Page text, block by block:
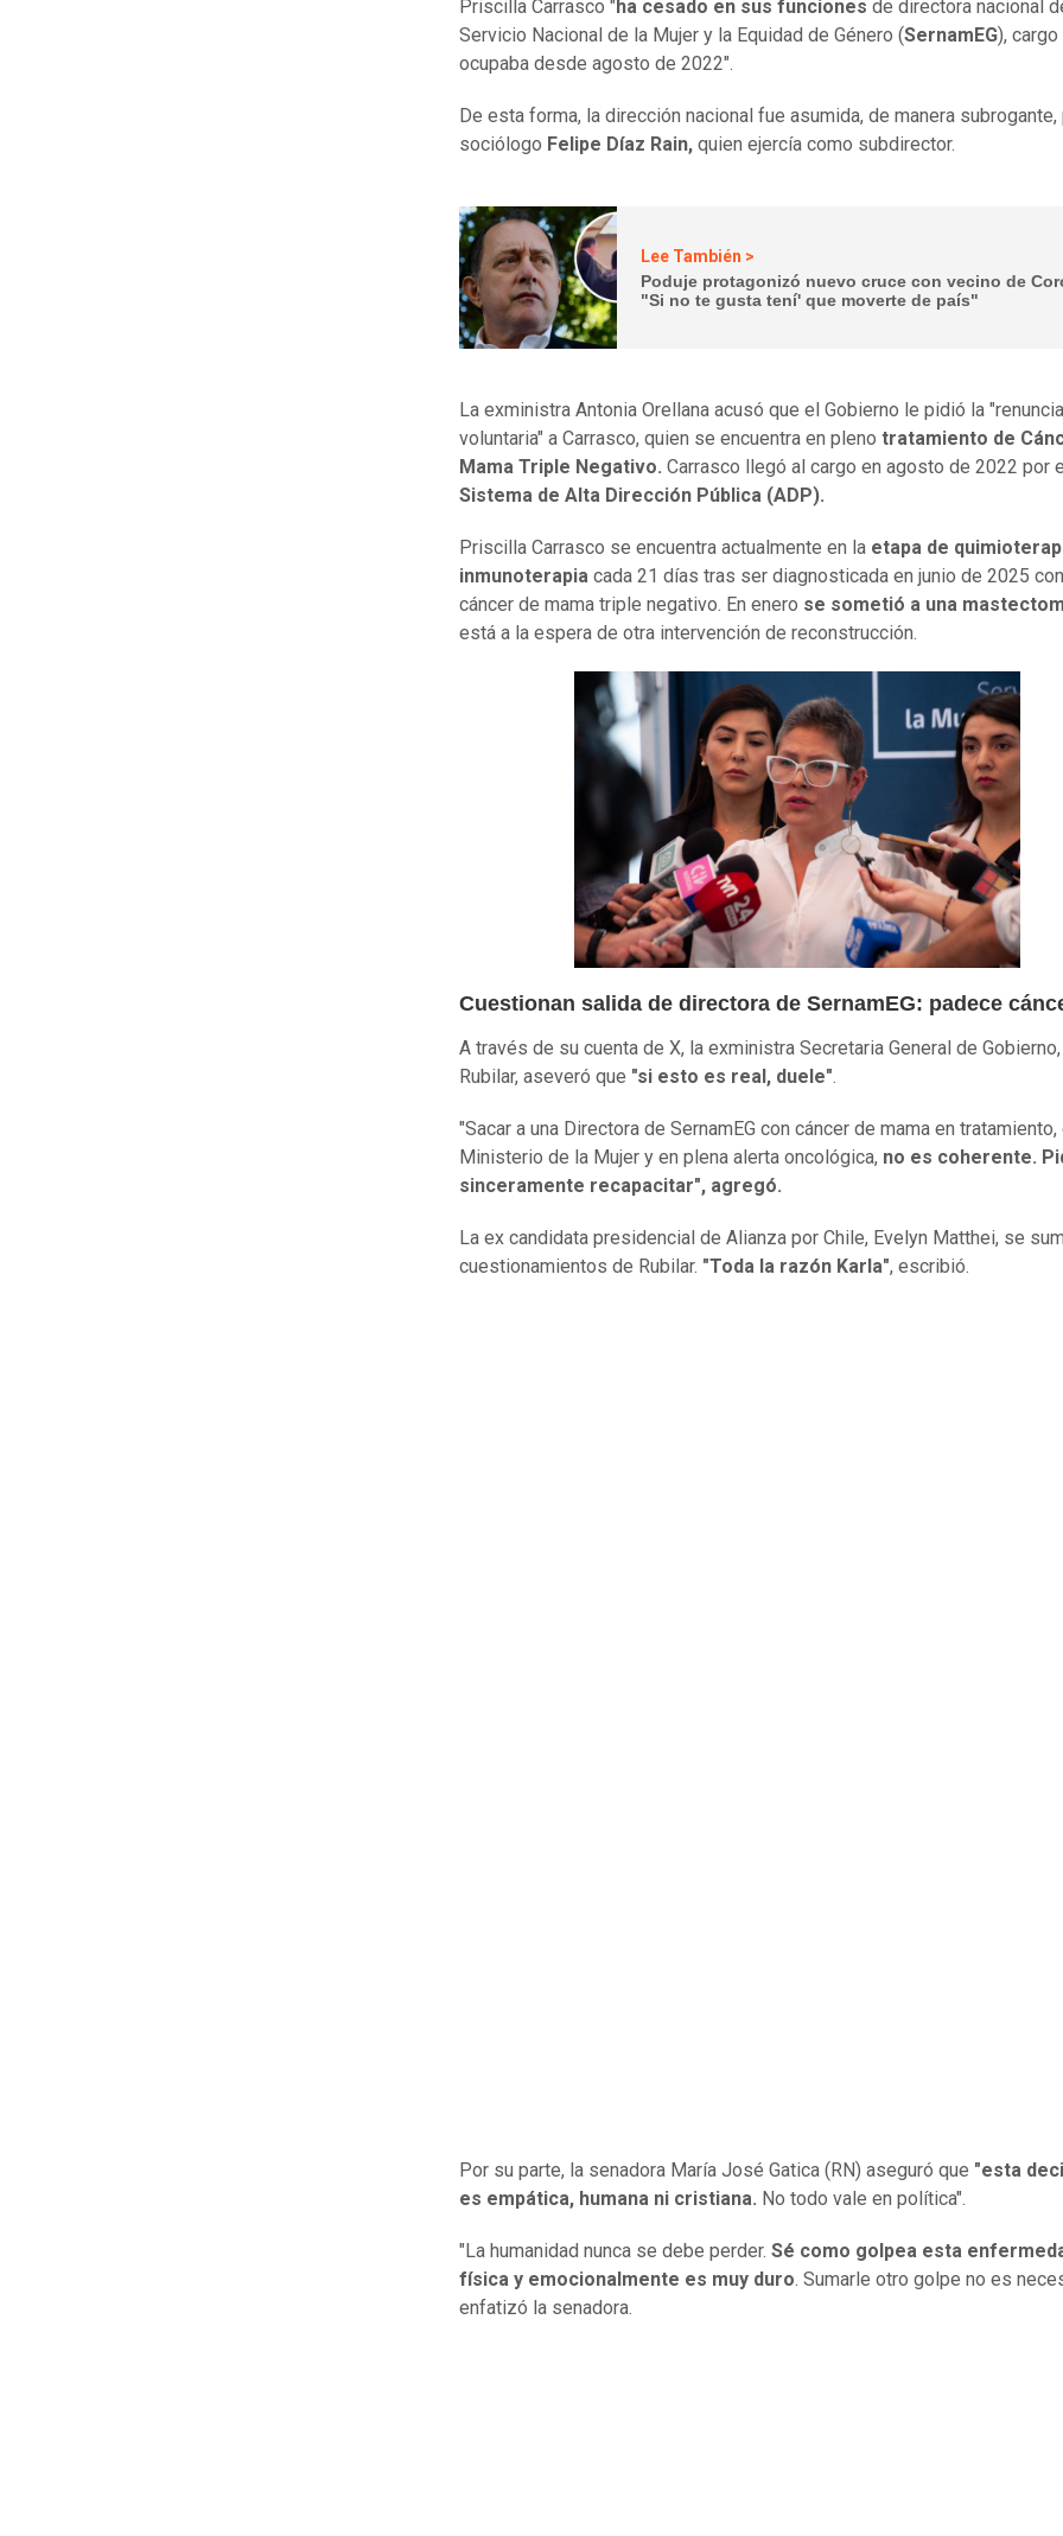
Priscilla Carrasco " ha cesado en sus funciones de directora nacional
Servicio Nacional de la Mujer y la Equidad de Género (SernamEG), cargo
ocupaba desde agosto de 2022".
De esta forma, la dirección nacional fue asumida, de manera subrogante,
sociólogo Felipe Díaz Rain, quien ejercía como subdirector.
Lee También >
Poduje protagonizó nuevo cruce con vecino de
"Si no te gusta tení' que moverte de país"
La exministra Antonia Orellana acusó que el Gobierno le pidió la
voluntaria" a Carrasco, quien se encuentra en pleno tratamiento de
Mama Triple Negativo. Carrasco llegó al cargo en agosto de 2022 por
Sistema de Alta Dirección Pública (ADP).
Priscilla Carrasco se encuentra actualmente en la etapa de
inmunoterapia cada 21 días tras ser diagnosticada en junio de 2025
cáncer de mama triple negativo. En enero se sometió a una
está a la espera de otra intervención de reconstrucción.
Cuestionan salida de directora de SernamEG: padece
A través de su cuenta de X, la exministra Secretaria General de
Rubilar, aseveró que "si esto es real, duele".
"Sacar a una Directora de SernamEG con cáncer de mama en tratamiento,
Ministerio de la Mujer y en plena alerta oncológica, no es coherente.
sinceramente recapacitar", agregó.
La ex candidata presidencial de Alianza por Chile, Evelyn Matthei, se
cuestionamientos de Rubilar. "Toda la razón Karla", escribió.
Por su parte, la senadora María José Gatica (RN) aseguró que "esta
es empática, humana ni cristiana. No todo vale en política".
"La humanidad nunca se debe perder. Sé como golpea esta
física y emocionalmente es muy duro . Sumarle otro golpe no es
enfatizó la senadora.